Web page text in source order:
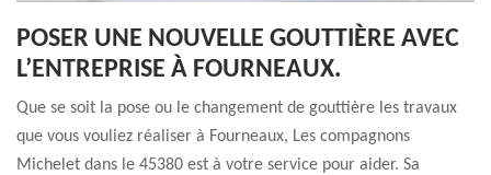
POSER UNE NOUVELLE GOUTTIÈRE AVEC
L’ENTREPRISE À FOURNEAUX.
Que se soit la pose ou le changement de gouttière les travaux
que vous vouliez réaliser à Fourneaux, Les compagnons
Michelet dans le 45380 est à votre service pour aider. Sa